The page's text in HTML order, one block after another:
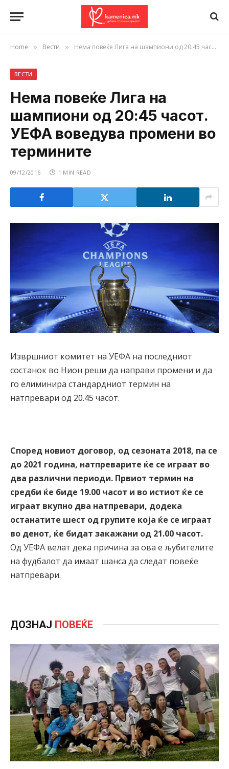
Home » Вести » Нема повеќе Лига на шампиони од 20:45 часот. УЕФА воведува промени во термините
ВЕСТИ
Нема повеќе Лига на
шампиони од 20:45 часот.
УЕФА воведува промени во
термините
09/12/2016 1 MIN READ
Извршниот комитет на УЕФА на последниот
состанок во Нион реши да направи промени и да
го елиминира стандардниот термин на
натпревари од 20.45 часот.
Според новиот договор, од сезоната 2018, па се
до 2021 година, натпреварите ќе се играат во
два различни периоди. Првиот термин на
средби ќе биде 19.00 часот и во истиот ќе се
играат вкупно два натпревари, додека
останатите шест од групите која ќе се играат
во денот, ќе бидат закажани од 21.00 часот.
Од УЕФА велат дека причина за ова е љубителите
на фудбалот да имаат шанса да следат повеќе
натпревари.
ДОЗНАЈ ПОВЕЌЕ